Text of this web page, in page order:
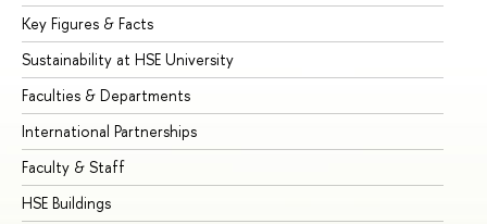
Key Figures & Facts
Sustainability at HSE University
Faculties & Departments
International Partnerships
Faculty & Staff
HSE Buildings